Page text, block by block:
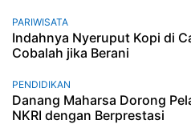
PARIWISATA
Indahnya Nyeruput Kopi di
Cobalah jika Berani
PENDIDIKAN
Danang Maharsa Dorong
NKRI dengan Berprestasi